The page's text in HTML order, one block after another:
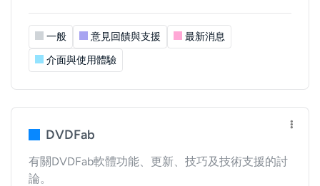
一般 意見回饋與支援
最新消息
介面與使用體驗
DVDFab
有關DVDFab軟體功能、更新、技巧及技術支援的討
論。